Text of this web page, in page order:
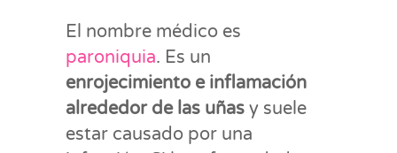
El nombre médico es
paroniquia. Es un
enrojecimiento e inflamación
alrededor de las uñas y suele
estar causado por una